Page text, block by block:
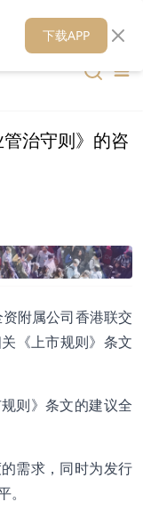
财华媒体矩阵 财华智库
治守则》的咨
附属公司香港联交
《上市规则》条文
则》条文的建议全
需求，同时为发行
下载APP